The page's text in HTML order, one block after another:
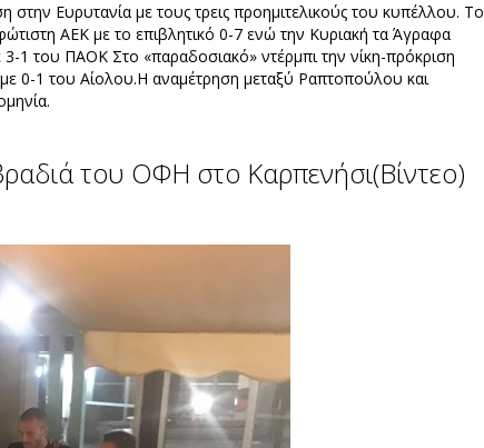
στην Ευρυτανία με τους τρεις προημιτελικούς του κυπέλλου. Το
ΑΕΚ με το επιβλητικό 0-7 ενώ την Κυριακή τα Άγραφα
1 του ΠΑΟΚ Στο «παραδοσιακό» ντέρμπι την νίκη-πρόκριση
0-1 του Αίολου.Η αναμέτρηση μεταξύ Ραπτοπούλου και
του ΟΦΗ στο Καρπενήσι(Βίντεο)